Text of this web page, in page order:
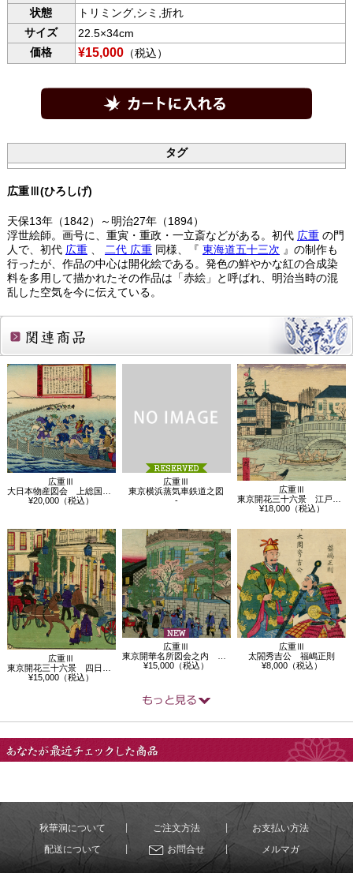
状態
トリミング,シミ,折れ
サイズ
22.5×34cm
価格
¥15,000（税込）
タグ
広重Ⅲ(ひろしげ)
天保13年（1842）～明治27年（1894）
浮世絵師。画号に、重寅・重政・一立斎などがある。初代 広重の門
人で、初代 広重、 二代 広重同様、『 東海道五十三次 』の制作も
行ったが、作品の中心は開化絵である。発色の鮮やかな紅の合成染
料を多用して描かれたその作品は「赤絵」と呼ばれ、明治当時の混
乱した空気を今に伝えている。
関連商品
広重Ⅲ
大日本物産図会 上総国 九十九里鰮漁之…
¥20,000（税込）
広重Ⅲ
東京横浜蒸気車鉄道之図
-
広重Ⅲ
東京開花三十六景 江戸橋駅逓寮図、竹橋…
¥18,000（税込）
広重Ⅲ
東京開花三十六景 四日市郵便役所
¥15,000（税込）
広重Ⅲ
東京開華名所図会之内 蛎蠣商行会社米市…
¥15,000（税込）
広重Ⅲ
太閤秀吉公 福嶋正則
¥8,000（税込）
秋華洞について ご注文方法
お支払い方法
配送について
お問合せ メルマガ